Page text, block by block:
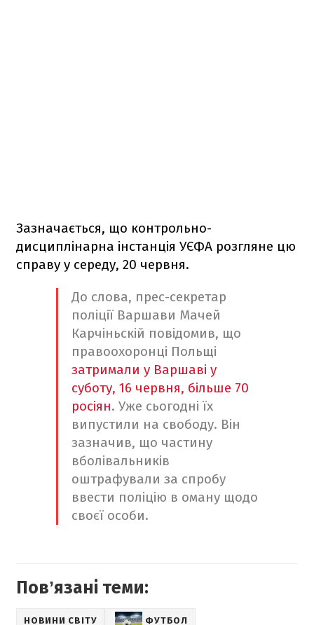
Зазначається, що контрольно-
дисциплінарна інстанція УЄФА розгляне цю
справу у середу, 20 червня.
До слова, прес-секретар
поліції Варшави Мачей
Карчіньскій повідомив, що
правоохоронці Польщі
затримали у Варшаві у
суботу, 16 червня, більше 70
росіян. Уже сьогодні їх
випустили на свободу. Він
зазначив, що частину
вболівальників
оштрафували за спробу
ввести поліцію в оману щодо
своєї особи.
Повʼязані теми:
НОВИНИ СВІТУ ФУТБОЛ